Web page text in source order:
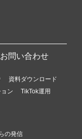
問い合わせ
資料ダウンロード
ン
TikTok運用
の発信